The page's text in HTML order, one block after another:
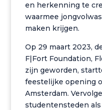
en herkenning te
waarmee
maken krijgen.
Op 29 maart 2023,
F|Fort Foundation,
zijn geworden,
feestelijke opening
Amsterdam.
studentensteden